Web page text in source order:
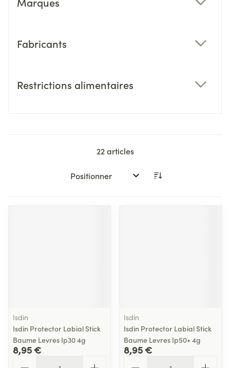
Fabricants
Restrictions alimentaires
22articles
Trier par:
Isdin
Isdin Protector Labial Stick
Baume Levres Ip30 4g
8,95 €
Isdin
Isdin Protector Labial Stick
Baume Levres Ip50+ 4g
8,95 €